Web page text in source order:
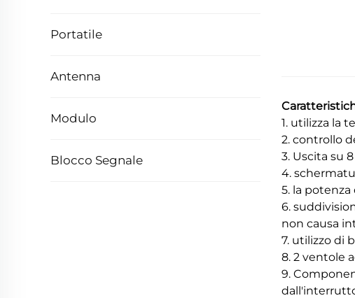
Portatile
Antenna
Modulo
Blocco Segnale
1. utilizza la
2. controllo
3. Uscita su
4.
5. la
6.
non causa
7. utilizzo di
8. 2 ventole
9.